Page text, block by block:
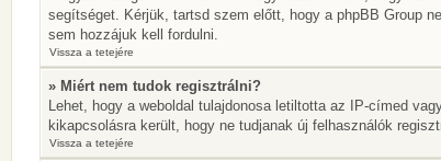
segítséget. Kérjük, tartsd szem előtt, hogy a phpBB Group
sem hozzájuk kell fordulni.
Vissza a tetejére
» Miért nem tudok regisztrálni?
Lehet, hogy a weboldal tulajdonosa letiltotta az IP-címed
kikapcsolásra került, hogy ne tudjanak új felhasználók
Vissza a tetejére